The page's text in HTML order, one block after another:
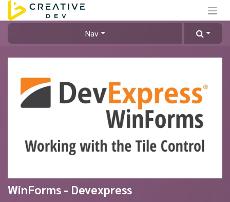
Skip to Content
Nav
WinForms - Devexpress